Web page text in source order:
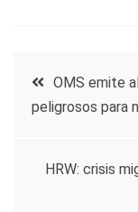
de
entradas
OMS emite
peligrosos para
HRW: crisis